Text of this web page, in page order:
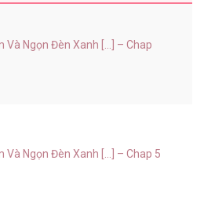
Và Ngọn Đèn Xanh [...] – Chap
Và Ngọn Đèn Xanh [...] – Chap 5